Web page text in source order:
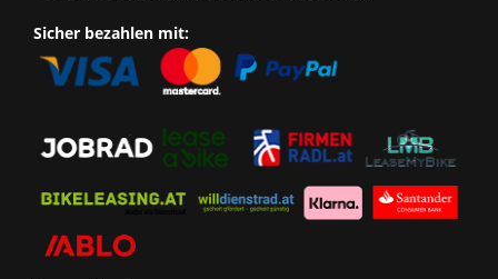
Sicher bezahlen mit: